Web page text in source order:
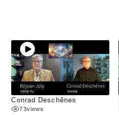
Conrad Deschênes
73views